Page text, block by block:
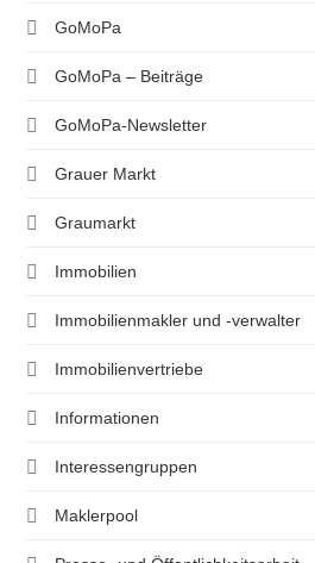
GoMoPa
GoMoPa – Beiträge
GoMoPa-Newsletter
Grauer Markt
Graumarkt
Immobilien
Immobilienmakler und -verwalter
Immobilienvertriebe
Informationen
Interessengruppen
Maklerpool